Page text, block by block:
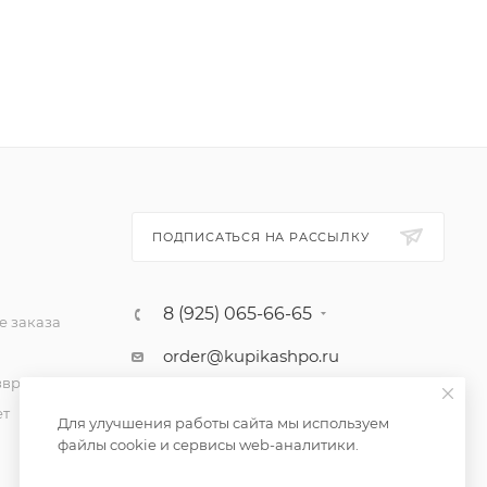
заказа
ПОДПИСАТЬСЯ НА РАССЫЛКУ
8 (925) 065-66-65
order@kupikashpo.ru
Для улучшения работы сайта мы используем
файлы cookie и сервисы web-аналитики.